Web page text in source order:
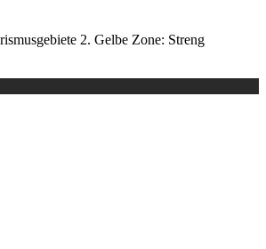
2. Gelbe Zone: Streng